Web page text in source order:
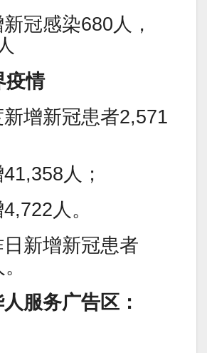
冠感染680人，
疫情
增新冠患者2,571
人；
人。
新增新冠患者
服务广告区：